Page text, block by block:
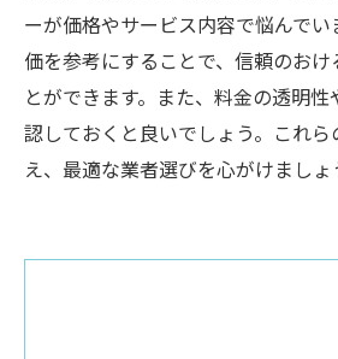
ーが価格やサービス内容で悩んで
価を参考にすることで、信頼のお
とができます。また、料金の透明
認しておくと良いでしょう。これら
え、最適な業者選びを心がけましょ